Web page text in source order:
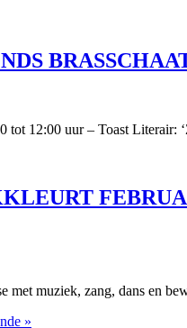
12:00 uur – Toast Literair:
met muziek, zang, dans en
»